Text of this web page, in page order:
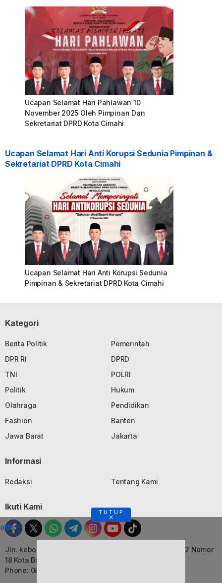
Ucapan Selamat Hari Pahlawan 10
November 2025 Oleh Pimpinan Dan
Sekretariat DPRD Kota Cimahi
Ucapan Selamat Hari Anti Korupsi Sedunia Pimpinan &
Sekretariat DPRD Kota Cimahi
Ucapan Selamat Hari Anti Korupsi Sedunia
Pimpinan & Sekretariat DPRD Kota Cimahi
Kategori
Berita Politik
Pemerintah
DPR RI
DPRD
TNI
POLRI
Politik
Hukum
Olahraga
Pendidikan
Fashion
Banten
Jawa Barat
Jakarta
Informasi
Redaksi Tentang Kami
Ikuti Kami
Jln. kebon Jati, Komplek Ruko Luxor Permai Kavling 22 Nomor
18 Kota Bandung, Jawa Barat
Phone: 082116055552
TUTUP
ads